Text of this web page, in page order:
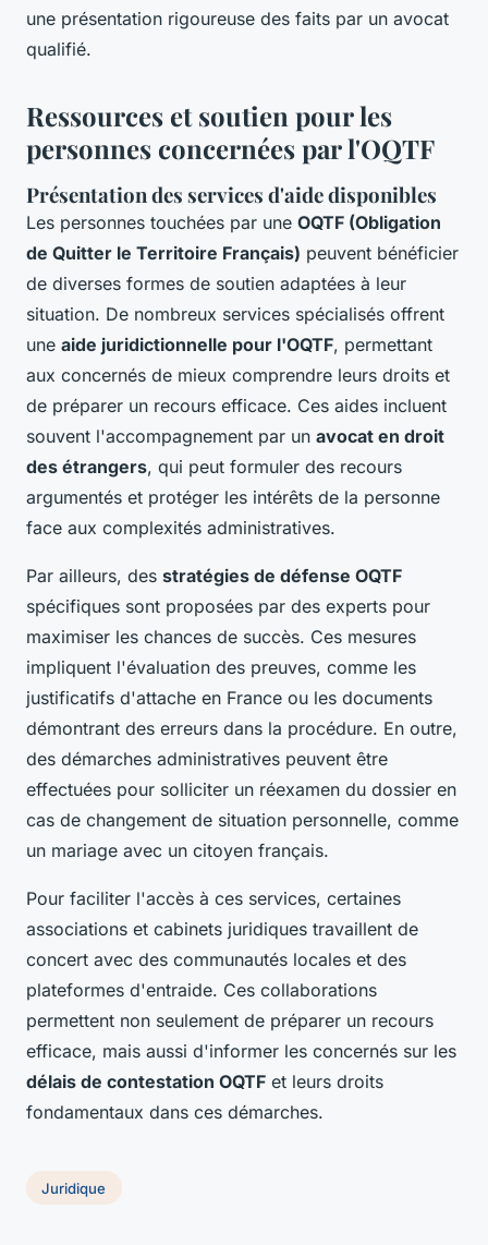
une présentation rigoureuse des faits par un avocat
qualifié.
Ressources et soutien pour les
personnes concernées par l'OQTF
Présentation des services d'aide disponibles
Les personnes touchées par une OQTF (Obligation
de Quitter le Territoire Français) peuvent bénéficier
de diverses formes de soutien adaptées à leur
situation. De nombreux services spécialisés offrent
une aide juridictionnelle pour l'OQTF, permettant
aux concernés de mieux comprendre leurs droits et
de préparer un recours efficace. Ces aides incluent
souvent l'accompagnement par un avocat en droit
des étrangers, qui peut formuler des recours
argumentés et protéger les intérêts de la personne
face aux complexités administratives.
Par ailleurs, des stratégies de défense OQTF
spécifiques sont proposées par des experts pour
maximiser les chances de succès. Ces mesures
impliquent l'évaluation des preuves, comme les
justificatifs d'attache en France ou les documents
démontrant des erreurs dans la procédure. En outre,
des démarches administratives peuvent être
effectuées pour solliciter un réexamen du dossier en
cas de changement de situation personnelle, comme
un mariage avec un citoyen français.
Pour faciliter l'accès à ces services, certaines
associations et cabinets juridiques travaillent de
concert avec des communautés locales et des
plateformes d'entraide. Ces collaborations
permettent non seulement de préparer un recours
efficace, mais aussi d'informer les concernés sur les
délais de contestation OQTF et leurs droits
fondamentaux dans ces démarches.
Juridique